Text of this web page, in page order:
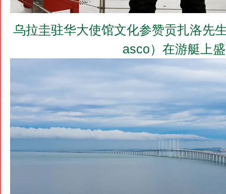
乌拉圭驻华大使馆文化参赞贡扎洛先
asco）在游艇上